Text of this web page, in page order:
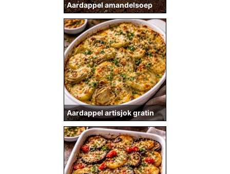
Aardappel amandelsoep
Aardappel artisjok gratin